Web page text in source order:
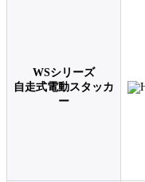
WSシリーズ
自走式電動スタッカ
ー